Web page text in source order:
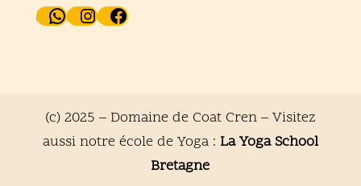
WhatsApp
Instagram
Facebook
(c) 2025 – Domaine de Coat Cren – Visitez
aussi notre école de Yoga : La Yoga School
Bretagne